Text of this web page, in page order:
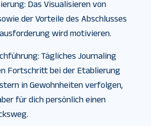
Das Visualisieren von
der Vorteile des Abschlusses
wird motivieren.
Tägliches Journaling
Fortschritt bei der Etablierung
in Gewohnheiten verfolgen,
für dich persönlich einen